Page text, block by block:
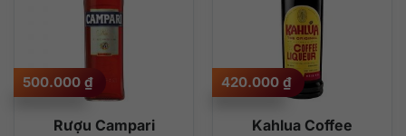
Rượu Campari
500.000 ₫
Kahlua Coffee
420.000 ₫